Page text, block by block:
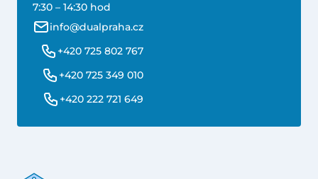
7:30 – 14:30 hod
info@dualpraha.cz
+420 725 802 767
+420 725 349 010
+420 222 721 649